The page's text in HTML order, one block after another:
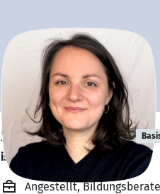
Sandra Krüger
ist bald verfügbar. 🕒
Angestellt,